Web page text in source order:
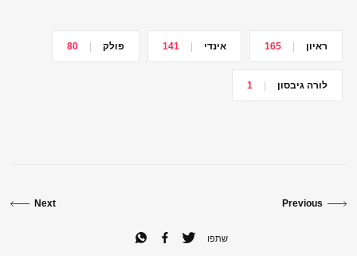
ראיון 165 אינדי 141 פולק 80
לורה גיבסון 1
Previous
Next
שתפו